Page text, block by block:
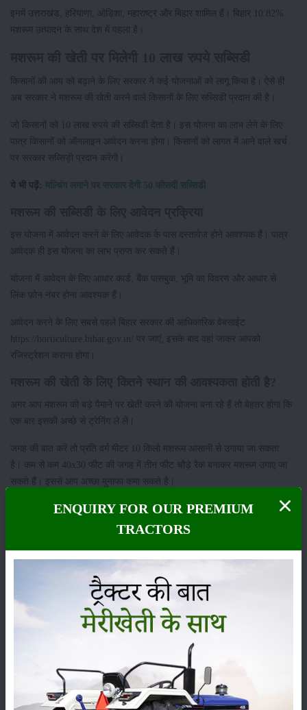
इनमें उत्तराखंड, हरियाणा, ओडिशा, महाराष्ट्र और बिहार शामिल हैं। बिहार 10.82%
मशरूम उत्पादन के साथ देश में पहला है।
किसानों की आय को बढ़ाने के लिए सरकार ने कई योजनाओं को लागू किया है। ऐसे ही
अब सरकार ने मशरूम की खेती करने वाले किसानों के लिए सब्सिडी प्रदान की है।
जो किसानों को 10 लाख रुपये की सब्सिडी देता है। इस योजना का लाभ लेने के लिए
पात्र किसानों को ऑनलाइन आवेदन करना होगा। किसानों को लागत में आने वाले खर्च
पर सरकार सब्सिड़ी प्रदान करेंगी।
ये भी पढ़ें: मल्चिंग लगाने पर सरकार देगी 50 फीसदी सब्सिडी
इस योजना में आवेदन करने के लिए आवेदक के पास दस्तावेज होने आवश्यक हैं। पात्र
आवेदक ही इस योजना का लाभ प्राप्त कर सकते हैं।
योजना में आवेदन के लिए आधार कार्ड, बैंक पासबुक, भूमि का विवरण और आधार से
लिंक फ़ोन नंबर होना आवश्यक हैं।
आवेदन करने के लिए सबसे पहले बिहार सरकार की आधिकारिक वेबसाईट
https://horticulture.bihar.gov.in/ पर जाएं, इसके बाद वहां जाकर आपको
रजिस्ट्रेशन कराना होगा।
अगर आप मशरूम की बड़े पैमाने पर खेती करने की योजना बना रहे हैं तो बेहतर होगा कि
एक बार इसकी अच्छे से ट्रेनिंग ले लें।
जगह की बात करें तो प्रति वर्ग मीटर 10 किलो मशरूम आसानी से उगाया जा सकता
है। कम से कम 40x30 फीट की जगह में तीन फीट चौड़े रैक बनाकर मशरूम उगाए जा
सकते हैं। इससे आप अच्छा मुनाफा कमा सकते है।
कीटनाशक पशुपालन
ENQUIRY FOR OUR PREMIUM
TRACTORS